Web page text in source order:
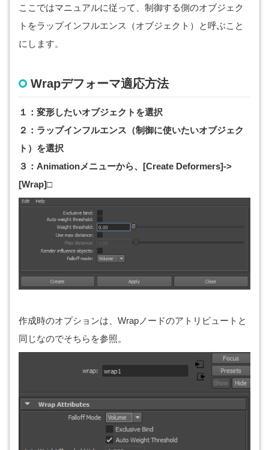
ここではマニュアルに従って、制御する側のオブジェク
トをラップインフルエンス（オブジェクト）と呼ぶこと
にします。
Wrapデフォーマ適応方法
１：変形したいオブジェクトを選択
２：ラップインフルエンス（制御に使いたいオブジェク
ト）を選択
３：Animationメニューから、[Create Deformers]->
[Wrap]□
作成時のオプションは、Wrapノードのアトリビュートと
同じなのでそちらを参照。